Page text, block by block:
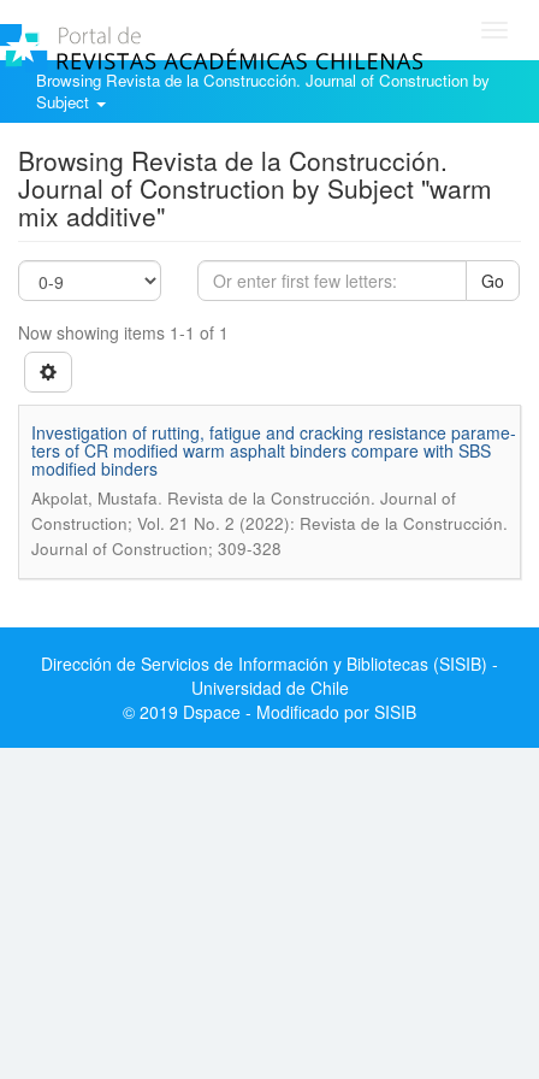
Browsing Revista de la Construcción. Journal of Construction by
Subject
Browsing Revista de la Construcción.
Journal of Construction by Subject "warm
mix additive"
Go
Now showing items 1-1 of 1
Investigation of rutting, fatigue and cracking resistance parame-
ters of CR modified warm asphalt binders compare with SBS
modified binders
Akpolat, Mustafa. Revista de la Construcción. Journal of
Construction; Vol. 21 No. 2 (2022): Revista de la Construcción.
Journal of Construction; 309-328
Dirección de Servicios de Información y Bibliotecas (SISIB) -
Universidad de Chile
© 2019 Dspace - Modificado por SISIB